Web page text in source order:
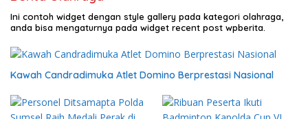
Ini contoh widget dengan style gallery pada kategori olahraga,
anda bisa mengaturnya pada widget recent post wpberita.
Kawah Candradimuka Atlet Domino Berprestasi Nasional